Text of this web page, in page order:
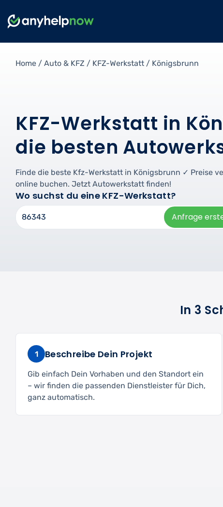
Home / Auto & KFZ / KFZ-Werkstatt / Königsbrunn
KFZ-Werkstatt in
die besten
Finde die beste Kfz-Werkstatt in Königsbrunn ✓ Preise
online buchen. Jetzt Autowerkstatt finden!
Wo suchst du eine KFZ-Werkstatt?
Anfrage
In 3
1 Beschreibe Dein Projekt
Gib einfach Dein Vorhaben und den Standort ein
– wir finden die passenden Dienstleister für Dich,
ganz automatisch.